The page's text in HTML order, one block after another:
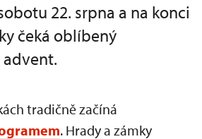
22. srpna a na konci
čeká oblíbený
tradičně začíná
. Hrady a zámky